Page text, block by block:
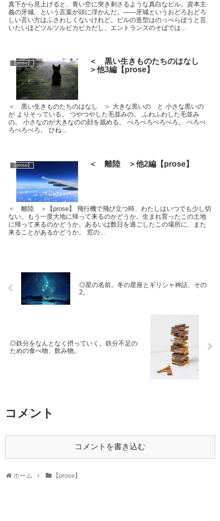
真下から見上げると、青い空に突き刺さるような真白なビル。資本主
義の牙城、という言葉が頭に浮かんだ。――牙城というおどろおどろ
しい言い方はふさわしくないけれど。ビルの造型はのっぺらぼうと言
いたいほどツルツルピカピカだし、エントランスのそばでは...
【prose】
＜ 黒い生きものたちのはなし
＞他3編【prose】
＜ 黒い生きものたちのはなし ＞ 大きな黒いの と 小さな黒いの
が よりそっている。 つやつやした毛並みの。 ふわふわした毛並み
の。 小さなのが大きなのの顔を舐める。 ぺろぺろぺろぺろ。 ぺろぺ
ろぺろぺろ。 ひね...
【prose】 ＜ 離陸 ＞他2編【prose】
＜ 離陸 ＞【prose】 飛行機で飛び立つ時、わたしはいつでも少し切
ない。もう一度大地に帰って来るのかどうか。生まれ育ったこの土地
に帰って来るのかどうか。あるいは数日を過ごしたこの場所に、また
来ることがあるかどうか。 窓の...
◎星の名前。冬の星座とギリシャ神話、その
2。
◎鉄分をなんとなく摂っていく。鉄分不足の
ための食べ物、飲み物。
コメント
コメントを書き込む
ホーム 【prose】